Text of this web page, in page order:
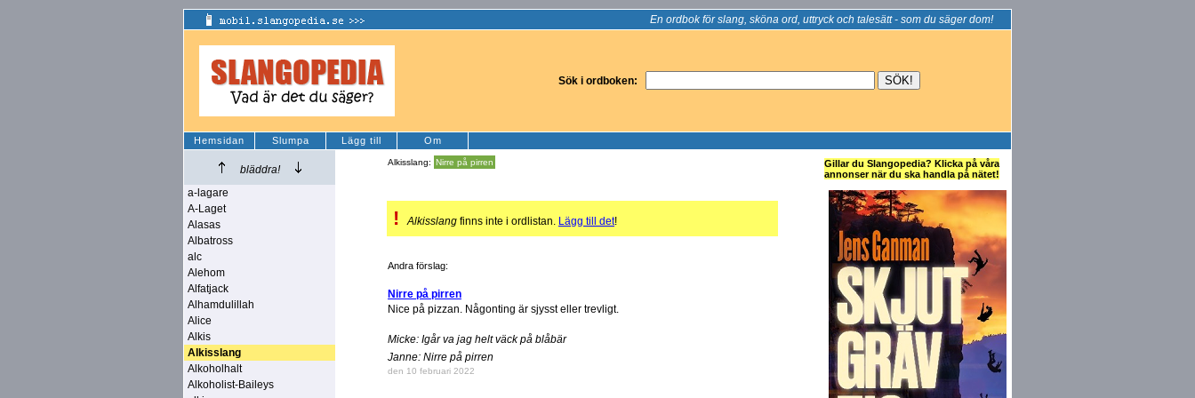
En ordbok för slang, sköna ord, uttryck och talesätt - som du säger dom!
Sök i ordboken:
Hemsidan Slumpa Lägg till Om
bläddra!
a-lagare
A-Laget
Alasas
Albatross
alc
Alehom
Alfatjack
Alhamdulillah
Alice
Alkis
Alkisslang
Alkoholhalt
Alkoholist-Baileys
Alkisslang: Nirre på pirren
! Alkisslang finns inte i ordlistan. Lägg till det!
Andra förslag:
Nirre på pirren
Nice på pizzan. Någonting är sjysst eller trevligt.
Micke: Igår va jag helt väck på blåbär
Janne: Nirre på pirren
den 10 februari 2022
Gillar du Slangopedia? Klicka på våra
annonser när du ska handla på nätet!